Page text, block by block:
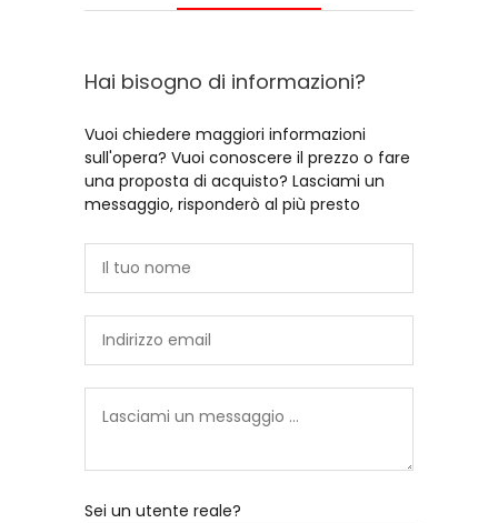
Hai bisogno di informazioni?
Vuoi chiedere maggiori informazioni
sull'opera? Vuoi conoscere il prezzo o fare
una proposta di acquisto? Lasciami un
messaggio, risponderò al più presto
Sei un utente reale?